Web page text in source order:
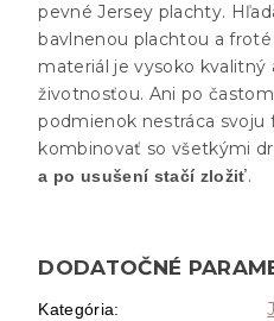
pevné Jersey plachty.
bavlnenou plachtou a
materiál je vysoko kvalitný
životnosťou. Ani po
podmienok nestráca svoju
kombinovať so všetkými
a po usušení stačí zložiť.
DODATOČNÉ
Kategória: